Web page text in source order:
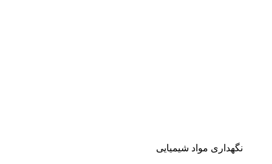
نگهداری مواد شیمیایی